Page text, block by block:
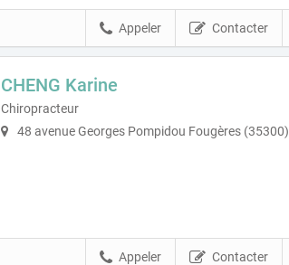
Contacter
Appeler
CHENG Karine
Chiropracteur
48 avenue Georges Pompidou Fougères (35300)
Contacter
Appeler